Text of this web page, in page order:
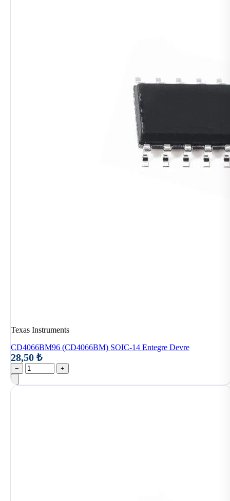
Texas Instruments
CD4066BM96 (CD4066BM) SOIC-14 Entegre Devre
28,50 ₺
− +